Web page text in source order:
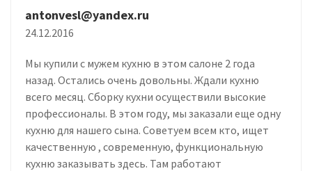
antonvesl@yandex.ru
24.12.2016
Мы купили с мужем кухню в этом салоне 2 года
назад. Остались очень довольны. Ждали кухню
всего месяц. Сборку кухни осуществили высокие
профессионалы. В этом году, мы заказали еще одну
кухню для нашего сына. Советуем всем кто, ищет
качественную , современную, функциональную
кухню заказывать здесь. Там работают